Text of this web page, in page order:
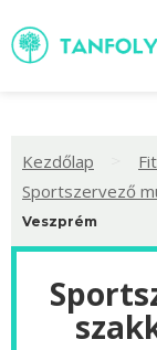
Kezdőlap
Sportszervező
Veszprém